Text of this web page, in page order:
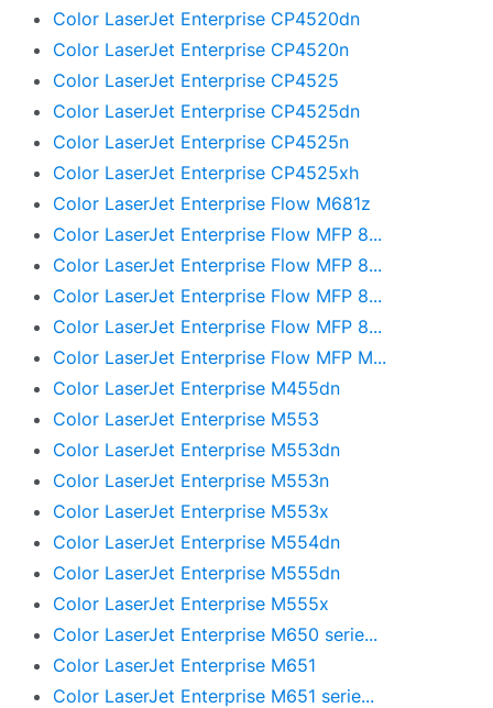
Color LaserJet Enterprise CP4520dn
Color LaserJet Enterprise CP4520n
Color LaserJet Enterprise CP4525
Color LaserJet Enterprise CP4525dn
Color LaserJet Enterprise CP4525n
Color LaserJet Enterprise CP4525xh
Color LaserJet Enterprise Flow M681z
Color LaserJet Enterprise Flow MFP 8...
Color LaserJet Enterprise Flow MFP 8...
Color LaserJet Enterprise Flow MFP 8...
Color LaserJet Enterprise Flow MFP 8...
Color LaserJet Enterprise Flow MFP M...
Color LaserJet Enterprise M455dn
Color LaserJet Enterprise M553
Color LaserJet Enterprise M553dn
Color LaserJet Enterprise M553n
Color LaserJet Enterprise M553x
Color LaserJet Enterprise M554dn
Color LaserJet Enterprise M555dn
Color LaserJet Enterprise M555x
Color LaserJet Enterprise M650 serie...
Color LaserJet Enterprise M651
Color LaserJet Enterprise M651 serie...